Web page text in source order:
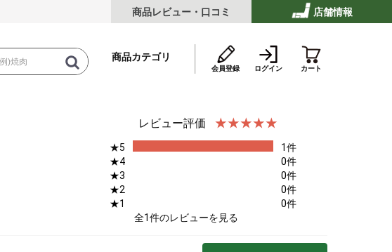
店舗情報
商品レビュー・口コミ
商品カテゴリ
会員登録 ログイン カート
レビュー評価
★5
1件
★4
0件
★3
0件
★2
0件
★1
0件
全1件のレビューを見る